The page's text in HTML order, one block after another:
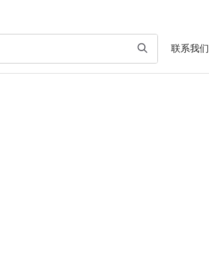
联系我们